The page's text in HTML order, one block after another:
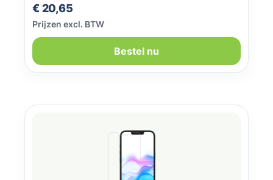
Normale prijs:
€ 20,65
Prijzen excl. BTW
Bestel nu